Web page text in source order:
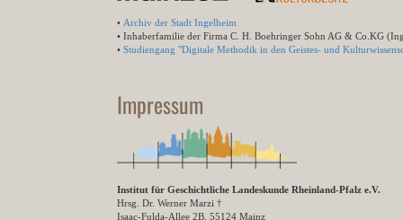
• Archiv der Stadt Ingelheim
• Inhaberfamilie der Firma C. H. Boehringer Sohn AG & Co.KG
• Studiengang "Digitale Methodik in den Geistes- und
Impressum
Institut für Geschichtliche Landeskunde Rheinland-Pfalz e.V.
Hrsg. Dr. Werner Marzi †
Isaac-Fulda-Allee 2B, 55124 Mainz